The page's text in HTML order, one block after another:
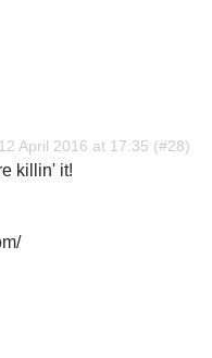
12 April 2016 at 17:35
killin' it!